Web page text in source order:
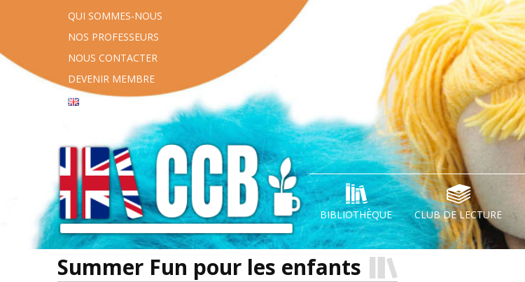
BIBLIOTHÈQUE CLUB DE LECTURE
QUI SOMMES-NOUS
NOS PROFESSEURS
NOUS CONTACTER
DEVENIR MEMBRE
Summer Fun pour les enfants